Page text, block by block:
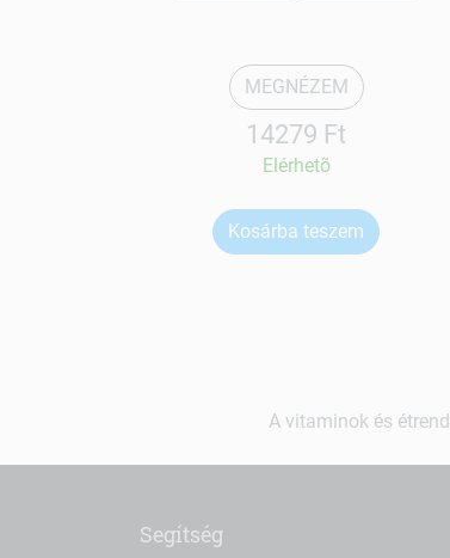
MEGNÉZEM
14279 Ft
Elérhetõ
Kosárba teszem
A vitaminok és
Segítség